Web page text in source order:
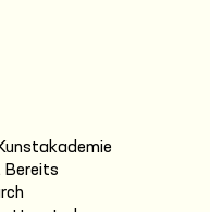
Bereits